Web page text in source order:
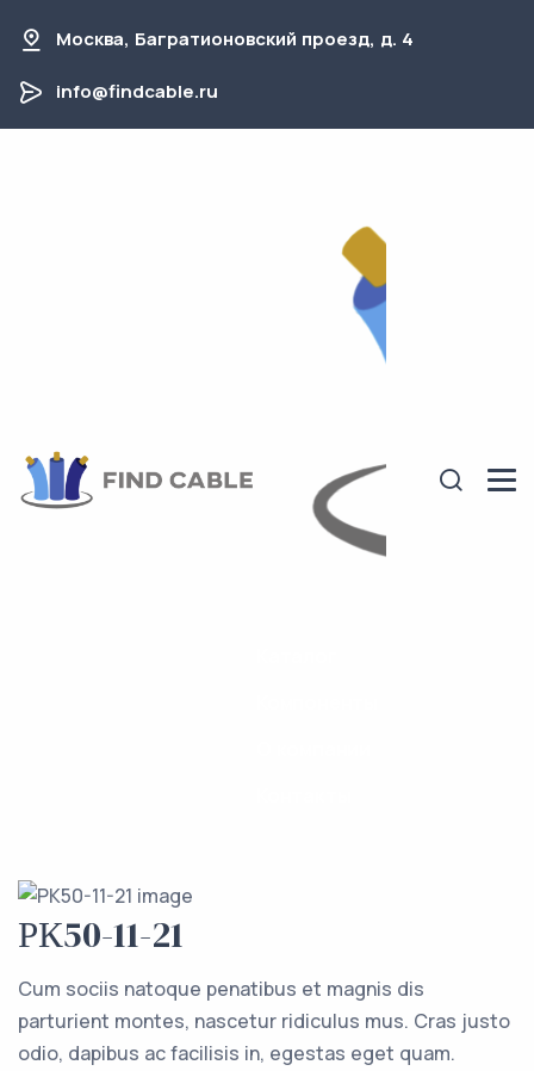
Москва, Багратионовский проезд, д. 4
info@findcable.ru
РК50-11-21
Cum sociis natoque penatibus et magnis dis
parturient montes, nascetur ridiculus mus. Cras justo
odio, dapibus ac facilisis in, egestas eget quam.